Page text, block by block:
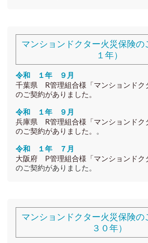
マンションドクター火災保険の
１年）
令和 １年 ９月
千葉県 R管理組合様 「マンションドク
のご契約がありました。
令和 １年 ９月
兵庫県 R管理組合様 「マンションドク
のご契約がありました。
。
令和 １年 ７月
大阪府 P管理組合様 「マンションドク
のご契約がありました。
マンションドクター火災保険の
３０年）